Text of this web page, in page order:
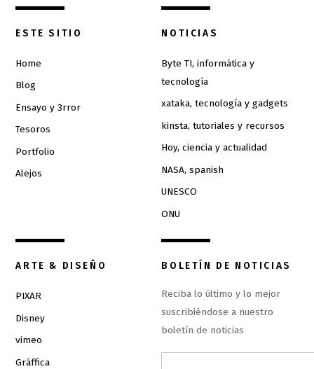
ESTE SITIO
Home
Blog
Ensayo y 3rror
Tesoros
Portfolio
Alejos
NOTICIAS
Byte TI, informática y
tecnología
xataka, tecnología y gadgets
kinsta, tutoriales y recursos
Hoy, ciencia y actualidad
NASA, spanish
UNESCO
ONU
ARTE & DISEÑO
PIXAR
Disney
vimeo
Gráffica
BOLETÍN DE NOTICIAS
Reciba lo último y lo mejor
suscribiéndose a nuestro
boletín de noticias